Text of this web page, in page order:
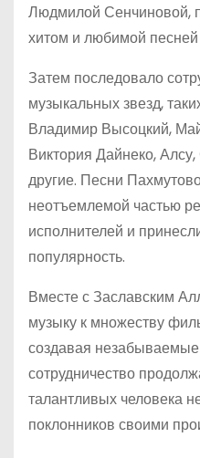
Людмилой Сенчиновой,
хитом и любимой
Затем последовало
музыкальных звезд,
Владимир Высоцкий,
Виктория Дайнеко,
другие. Песни
неотъемлемой частью
исполнителей и
популярность.
Вместе с Заславским
музыку к множеству
создавая
сотрудничество
талантливых человека
поклонников своими